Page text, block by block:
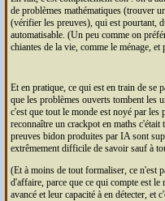
de problèmes mathématiques (trouver
(vérifier les preuves), qui est pourtant,
automatisable. (Un peu comme on
chiantes de la vie, comme le ménage, et
Et en pratique, ce qui est en train de se
que les problèmes ouverts tombent les
c'est que tout le monde est noyé par
reconnaître un crackpot en maths
preuves bidon produites par IAsont
extrêmement difficile de savoir sauf à
(Et à moins de tout formaliser, ce n'est
d'affaire, parce que ce qui compte est
avancé et leur capacité à en détecter, et